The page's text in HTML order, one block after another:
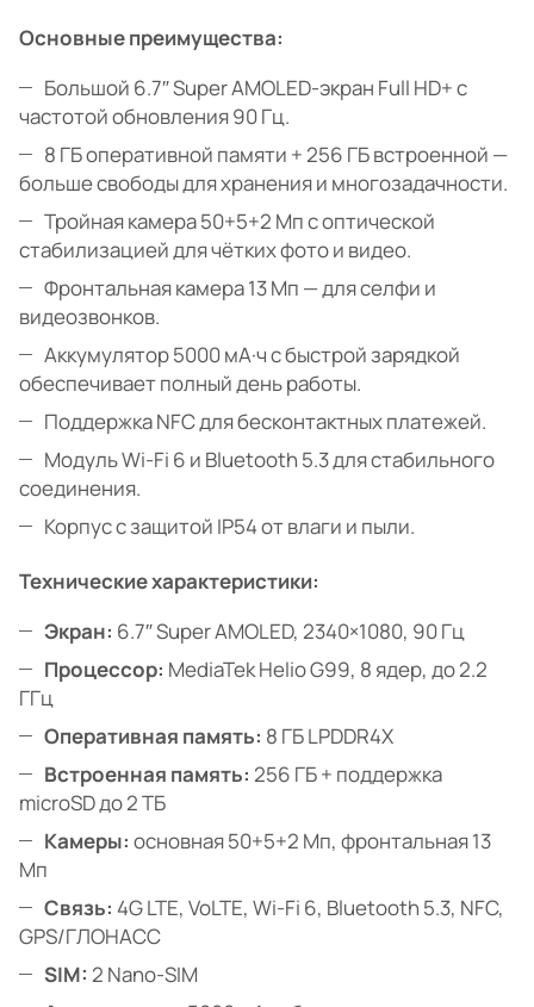
Основные преимущества:
Большой 6.7″ Super AMOLED-экран Full HD+ с
частотой обновления 90 Гц.
8 ГБ оперативной памяти + 256 ГБ встроенной —
больше свободы для хранения и многозадачности.
Тройная камера 50+5+2 Мп с оптической
стабилизацией для чётких фото и видео.
Фронтальная камера 13 Мп — для селфи и
видеозвонков.
Аккумулятор 5000 мА·ч с быстрой зарядкой
обеспечивает полный день работы.
Поддержка NFC для бесконтактных платежей.
Модуль Wi-Fi 6 и Bluetooth 5.3 для стабильного
соединения.
Корпус с защитой IP54 от влаги и пыли.
Технические характеристики:
Экран: 6.7″ Super AMOLED, 2340×1080, 90 Гц
Процессор: MediaTek Helio G99, 8 ядер, до 2.2
ГГц
Оперативная память: 8 ГБ LPDDR4X
Встроенная память: 256 ГБ + поддержка
microSD до 2 ТБ
Камеры: основная 50+5+2 Мп, фронтальная 13
Мп
Связь: 4G LTE, VoLTE, Wi-Fi 6, Bluetooth 5.3, NFC,
GPS/ГЛОНАСС
SIM: 2 Nano-SIM